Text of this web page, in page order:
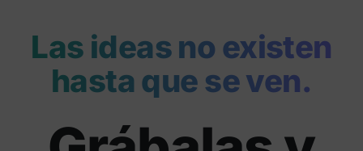
Las ideas no existen
hasta que se ven.